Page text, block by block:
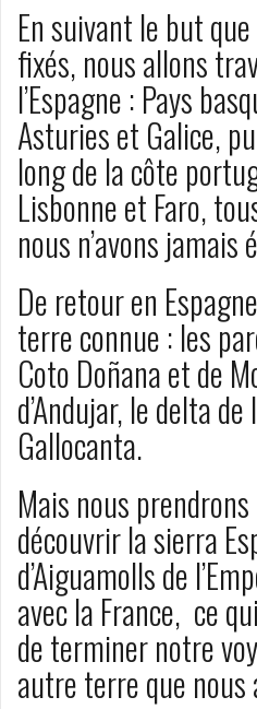
En suivant le but
fixés, nous allons
l’Espagne : Pays
Asturies et Galice,
long de la côte
Lisbonne et Faro,
nous n’avons jamais
De retour en
terre connue : les
Coto Doñana et de
d’Andujar, le delta de
Gallocanta.
Mais nous
découvrir la sierra
d’Aiguamolls de
avec la France, ce
de terminer notre
autre terre que nous